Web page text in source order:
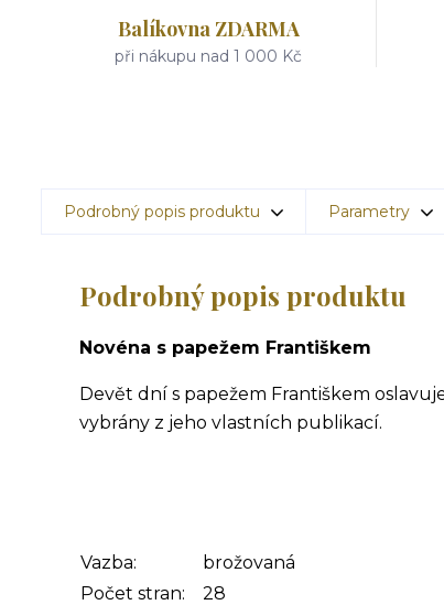
Balíkovna ZDARMA
při nákupu nad 1 000 Kč
Podrobný popis produktu Parametry
Podrobný popis produktu
Novéna s papežem Františkem
Devět dní s papežem Františkem
vybrány z jeho vlastních publikací.
Vazba:
brožovaná
Počet stran:
28